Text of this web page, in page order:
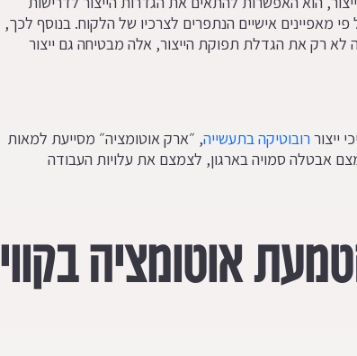
מאפיינים אישיים הנתפרים לצרכיו של הלקוח. בנוסף לכך,
לא רק את הגדלת תפוקת הייצור, אלה מבטיחה גם ייצור
ייצור רובוטיקה בתעשייה, ״ארק אוטומציה״ מסייעת למאות
אבטלה סמויה בארגון, לצמצם את עלויות העבודה
אוטומציה בקווי